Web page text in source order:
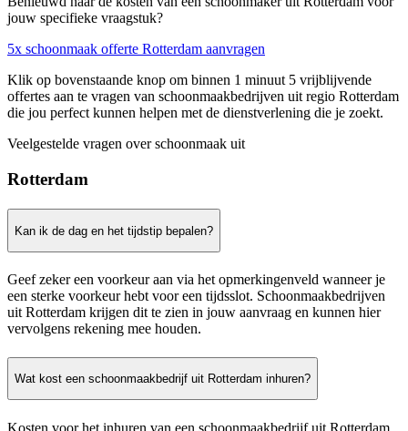
jouw specifieke vraagstuk?
5x schoonmaak offerte Rotterdam aanvragen
Klik op bovenstaande knop om binnen 1 minuut 5 vrijblijvende
offertes aan te vragen van schoonmaakbedrijven uit regio Rotterdam
die jou perfect kunnen helpen met de dienstverlening die je zoekt.
Veelgestelde vragen over schoonmaak uit
Rotterdam
Kan ik de dag en het tijdstip bepalen?
Geef zeker een voorkeur aan via het opmerkingenveld wanneer je
een sterke voorkeur hebt voor een tijdsslot. Schoonmaakbedrijven
uit Rotterdam krijgen dit te zien in jouw aanvraag en kunnen hier
vervolgens rekening mee houden.
Wat kost een schoonmaakbedrijf uit Rotterdam inhuren?
Kosten voor het inhuren van een schoonmaakbedrijf uit Rotterdam